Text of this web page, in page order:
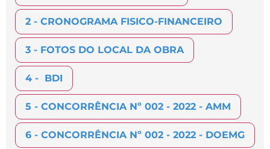
2 - CRONOGRAMA FISICO-FINANCEIRO
3 - FOTOS DO LOCAL DA OBRA
4 - BDI
5 - CONCORRÊNCIA Nº 002 - 2022 - AMM
6 - CONCORRÊNCIA Nº 002 - 2022 - DOEMG